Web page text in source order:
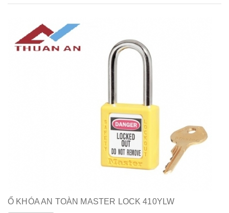
Ổ KHÓA AN TOÀN MASTER LOCK 410YLW